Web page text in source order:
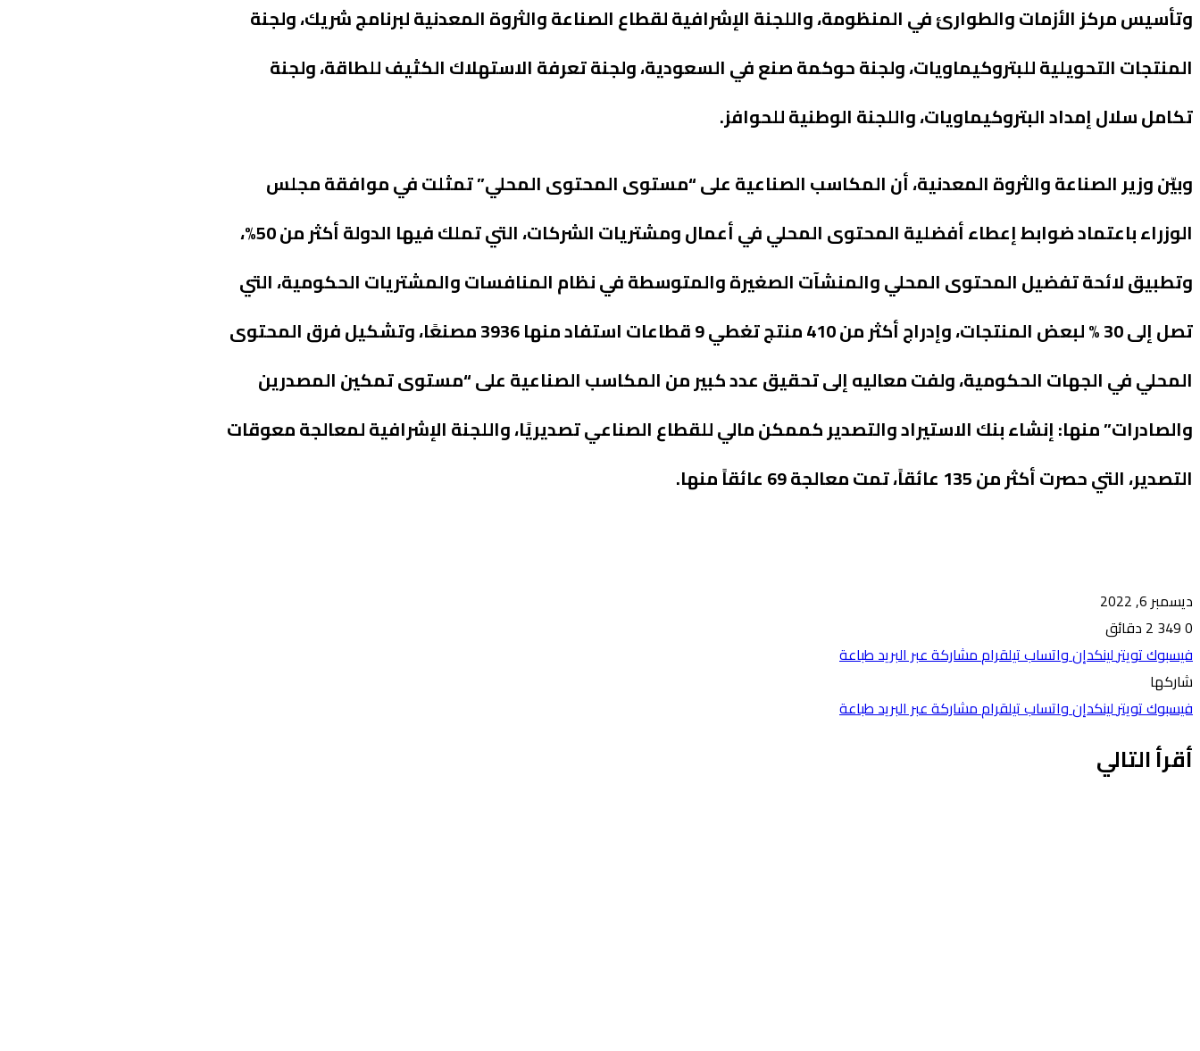
وتأسيس مركز الأزمات والطوارئ في المنظومة، واللجنة الإشرافية لقطاع الصناعة والثروة المعدنية لبرنامج شريك، ولجنة
المنتجات التحويلية للبتروكيماويات، ولجنة حوكمة صنع في السعودية، ولجنة تعرفة الاستهلاك الكثيف للطاقة، ولجنة
تكامل سلال إمداد البتروكيماويات، واللجنة الوطنية للحوافز.
وبيّن وزير الصناعة والثروة المعدنية، أن المكاسب الصناعية على “مستوى المحتوى المحلي” تمثلت في موافقة مجلس
الوزراء باعتماد ضوابط إعطاء أفضلية المحتوى المحلي في أعمال ومشتريات الشركات، التي تملك فيها الدولة أكثر من 50%،
وتطبيق لائحة تفضيل المحتوى المحلي والمنشآت الصغيرة والمتوسطة في نظام المنافسات والمشتريات الحكومية، التي
تصل إلى 30 % لبعض المنتجات، وإدراج أكثر من 410 منتج تغطي 9 قطاعات استفاد منها 3936 مصنعًا، وتشكيل فرق المحتوى
المحلي في الجهات الحكومية، ولفت معاليه إلى تحقيق عدد كبير من المكاسب الصناعية على “مستوى تمكين المصدرين
والصادرات” منها: إنشاء بنك الاستيراد والتصدير كممكن مالي للقطاع الصناعي تصديريًا، واللجنة الإشرافية لمعالجة معوقات
التصدير، التي حصرت أكثر من 135 عائقاً، تمت معالجة 69 عائقاً منها.
ديسمبر 6, 2022
0
2 دقائق
فيسبوكتويترلينكدإنواتسابتيلقراممشاركة عبر البريدطباعة
شاركها
فيسبوكتويترلينكدإنواتسابتيلقراممشاركة عبر البريدطباعة
أقرأ التالي